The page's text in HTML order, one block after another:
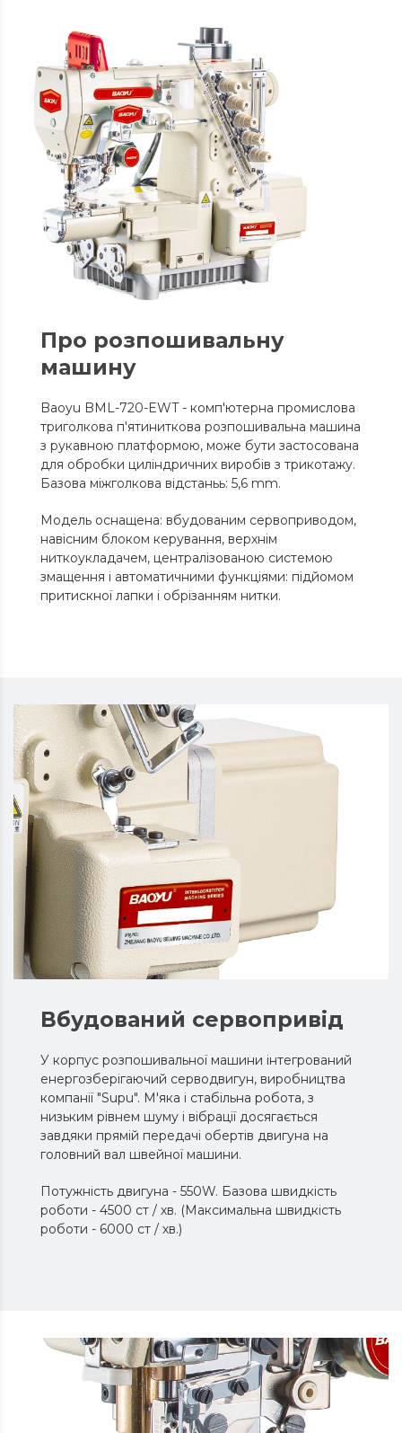
Про розпошивальну
машину
Baoyu BML-720-EWT - комп'ютерна промислова
триголкова п'ятиниткова розпошивальна машина
з рукавною платформою, може бути застосована
для обробки циліндричних виробів з трикотажу.
Базова міжголкова відстаньь: 5,6 mm.
Модель оснащена: вбудованим сервоприводом,
навісним блоком керування, верхнім
ниткоукладачем, централізованою системою
змащення і автоматичними функціями: підйомом
притискної лапки і обрізанням нитки.
Вбудований сервопривід
У корпус розпошивальної машини інтегрований
енергозберігаючий серводвигун, виробництва
компанії "Supu". М'яка і стабільна робота, з
низьким рівнем шуму і вібрації досягається
завдяки прямій передачі обертів двигуна на
головний вал швейної машини.
Потужність двигуна - 550W. Базова швидкість
роботи - 4500 ст / хв. (Максимальна швидкість
роботи - 6000 ст / хв.)